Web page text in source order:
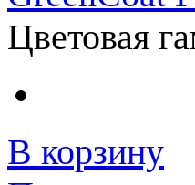
Цветовая
В корзину